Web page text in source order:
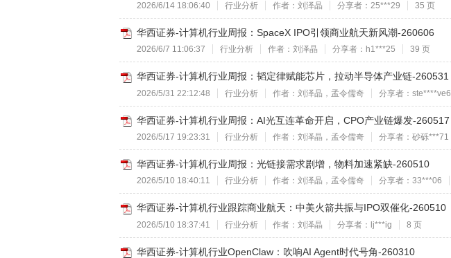
2026/6/14 18:06:40 行业分析 作者：刘泽晶 分享者：25***29 35 页
华西证券-计算机行业周报：SpaceX IPO引领商业航天新风潮-260606
2026/6/7 11:06:37 行业分析 作者：刘泽晶 分享者：h1***25 39 页
华西证券-计算机行业周报：韬定律赋能芯片，拉动半导体产业链-260531
2026/5/31 22:12:48 行业分析 作者：刘泽晶，孟令儒奇 分享者：ste****ve6
华西证券-计算机行业周报：AI光互连革命开启，CPO产业链爆发-260517
2026/5/17 19:23:31 行业分析 作者：刘泽晶，孟令儒奇 分享者：砂砾***71
华西证券-计算机行业周报：光链接需求剧增，物料加速紧缺-260510
2026/5/10 18:40:11 行业分析 作者：刘泽晶，孟令儒奇 分享者：33***06
华西证券-计算机行业跟踪商业航天：中美火箭共振与IPO双催化-260510
2026/5/10 18:37:41 行业分析 作者：刘泽晶 分享者：lj***ig 8 页
华西证券-计算机行业OpenClaw：吹响AI Agent时代号角-260310